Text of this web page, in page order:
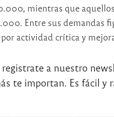
mientras que
Entre sus demandas
actividad crítica y
a nuestro
te importan. Es fácil y